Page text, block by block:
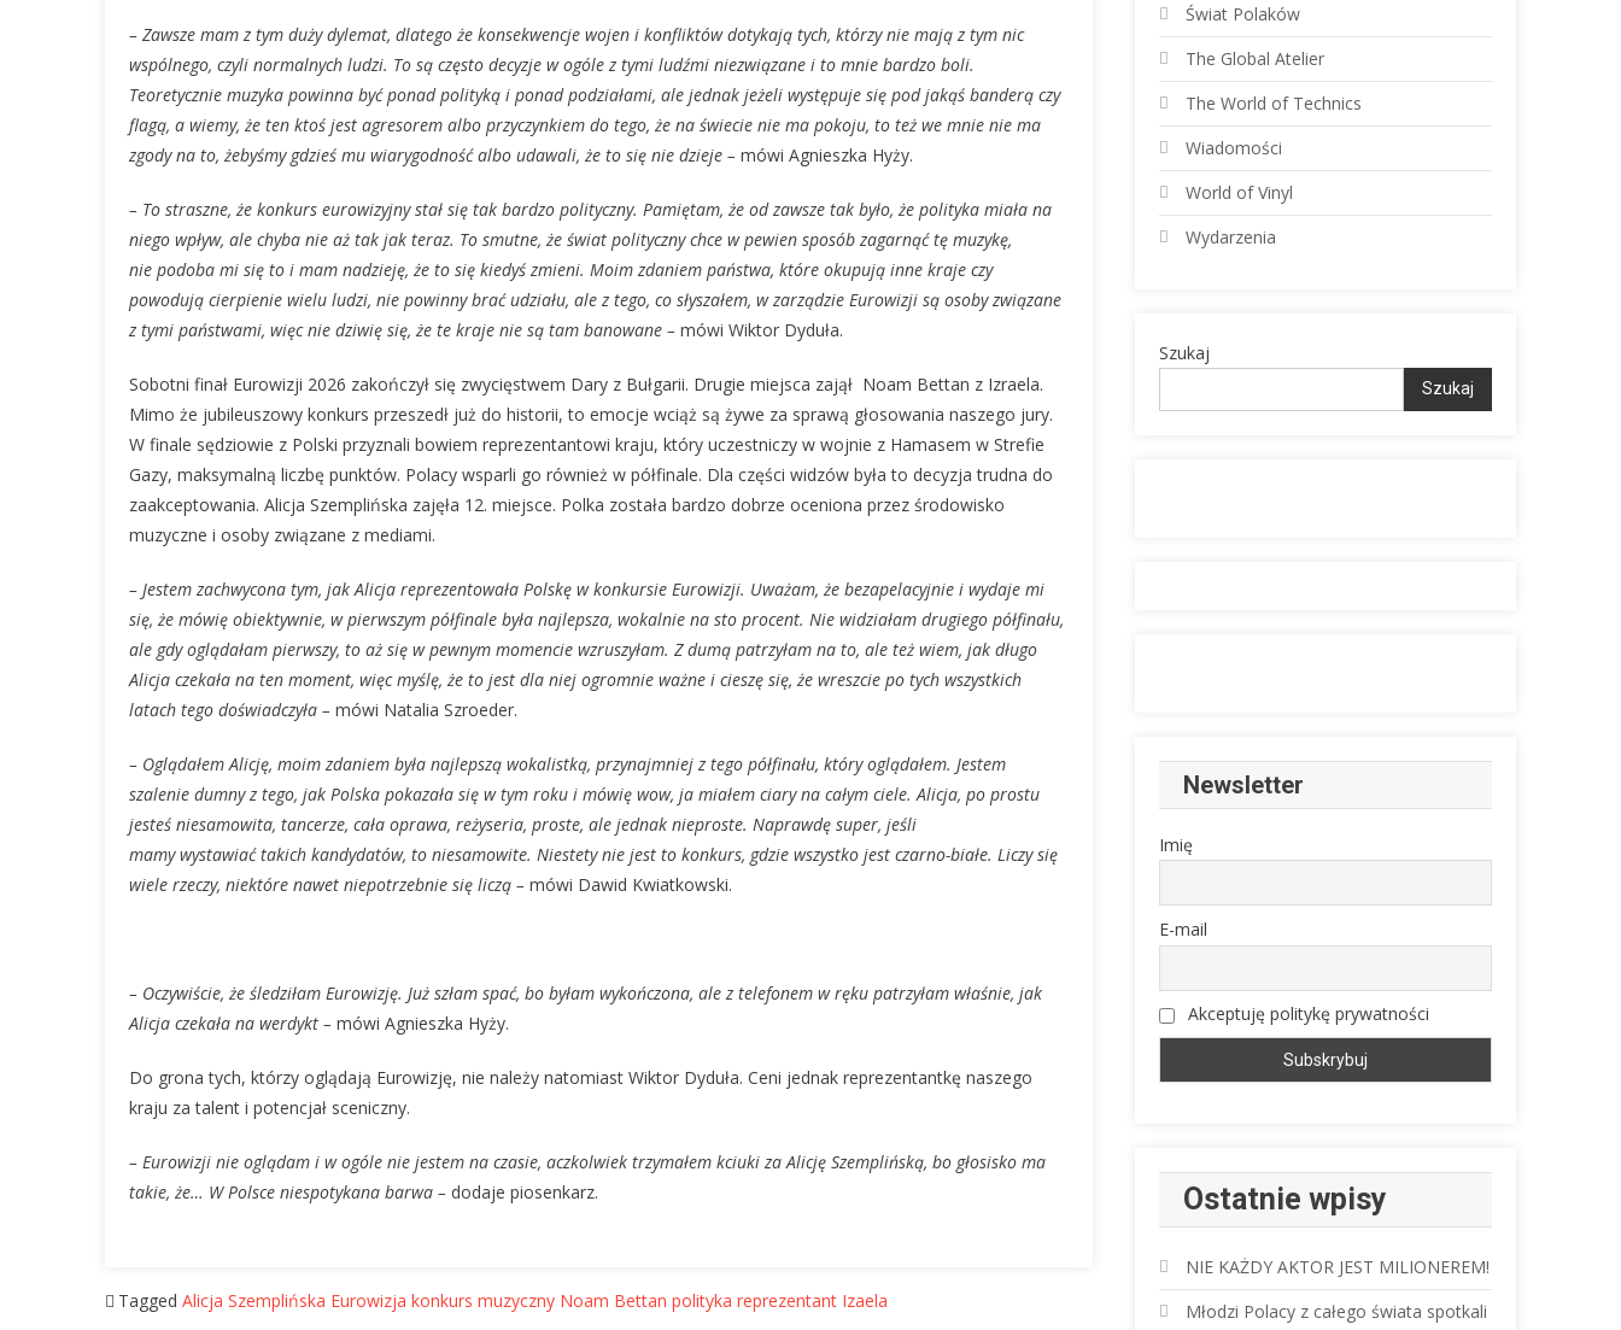
– Zawsze mam z tym duży dylemat, dlatego że konsekwencje wojen i konfliktów dotykają tych, którzy nie mają z tym nic
wspólnego, czyli normalnych ludzi. To są często decyzje w ogóle z tymi ludźmi niezwiązane i to mnie bardzo boli.
Teoretycznie muzyka powinna być ponad polityką i ponad podziałami, ale jednak jeżeli występuje się pod jakąś banderą czy
flagą, a wiemy, że ten ktoś jest agresorem albo przyczynkiem do tego, że na świecie nie ma pokoju, to też we mnie nie ma
zgody na to, żebyśmy gdzieś mu wiarygodność albo udawali, że to się nie dzieje – mówi Agnieszka Hyży.
– To straszne, że konkurs eurowizyjny stał się tak bardzo polityczny. Pamiętam, że od zawsze tak było, że polityka miała na
niego wpływ, ale chyba nie aż tak jak teraz. To smutne, że świat polityczny chce w pewien sposób zagarnąć tę muzykę,
nie podoba mi się to i mam nadzieję, że to się kiedyś zmieni. Moim zdaniem państwa, które okupują inne kraje czy
powodują cierpienie wielu ludzi, nie powinny brać udziału, ale z tego, co słyszałem, w zarządzie Eurowizji są osoby związane
z tymi państwami, więc nie dziwię się, że te kraje nie są tam banowane – mówi Wiktor Dyduła.
Sobotni finał Eurowizji 2026 zakończył się zwycięstwem Dary z Bułgarii. Drugie miejsca zajął Noam Bettan z Izraela.
Mimo że jubileuszowy konkurs przeszedł już do historii, to emocje wciąż są żywe za sprawą głosowania naszego jury.
W finale sędziowie z Polski przyznali bowiem reprezentantowi kraju, który uczestniczy w wojnie z Hamasem w Strefie
Gazy, maksymalną liczbę punktów. Polacy wsparli go również w półfinale. Dla części widzów była to decyzja trudna do
zaakceptowania. Alicja Szemplińska zajęła 12. miejsce. Polka została bardzo dobrze oceniona przez środowisko
muzyczne i osoby związane z mediami.
– Jestem zachwycona tym, jak Alicja reprezentowała Polskę w konkursie Eurowizji. Uważam, że bezapelacyjnie i wydaje mi
się, że mówię obiektywnie, w pierwszym półfinale była najlepsza, wokalnie na sto procent. Nie widziałam drugiego półfinału,
ale gdy oglądałam pierwszy, to aż się w pewnym momencie wzruszyłam. Z dumą patrzyłam na to, ale też wiem, jak długo
Alicja czekała na ten moment, więc myślę, że to jest dla niej ogromnie ważne i cieszę się, że wreszcie po tych wszystkich
latach tego doświadczyła – mówi Natalia Szroeder.
– Oglądałem Alicję, moim zdaniem była najlepszą wokalistką, przynajmniej z tego półfinału, który oglądałem. Jestem
szalenie dumny z tego, jak Polska pokazała się w tym roku i mówię wow, ja miałem ciary na całym ciele. Alicja, po prostu
jesteś niesamowita, tancerze, cała oprawa, reżyseria, proste, ale jednak nieproste. Naprawdę super, jeśli
mamywystawiaćtakich kandydatów, to niesamowite. Niestety nie jest to konkurs, gdzie wszystko jest czarno-białe. Liczy się
wiele rzeczy, niektóre nawet niepotrzebnie się liczą – mówi Dawid Kwiatkowski.
– Oczywiście, że śledziłam Eurowizję. Już szłam spać, bo byłam wykończona, ale z telefonem w ręku patrzyłam właśnie, jak
Alicja czekała na werdykt – mówi Agnieszka Hyży.
Do grona tych, którzy oglądają Eurowizję, nie należy natomiast Wiktor Dyduła. Ceni jednak reprezentantkę naszego
kraju za talent i potencjał sceniczny.
– Eurowizji nie oglądam i w ogóle nie jestem na czasie, aczkolwiek trzymałem kciuki za Alicję Szemplińską, bo głosisko ma
takie, że… W Polsce niespotykana barwa – dodaje piosenkarz.
Tagged Alicja Szemplińska Eurowizja konkurs muzyczny Noam Bettan polityka reprezentant Izaela
Świat Polaków
The Global Atelier
The World of Technics
Wiadomości
World of Vinyl
Wydarzenia
Szukaj
Szukaj
Newsletter
Imię
E-mail
Akceptuję politykę prywatności
Ostatnie wpisy
NIE KAŻDY AKTOR JEST MILIONEREM!
Młodzi Polacy z całego świata spotkali